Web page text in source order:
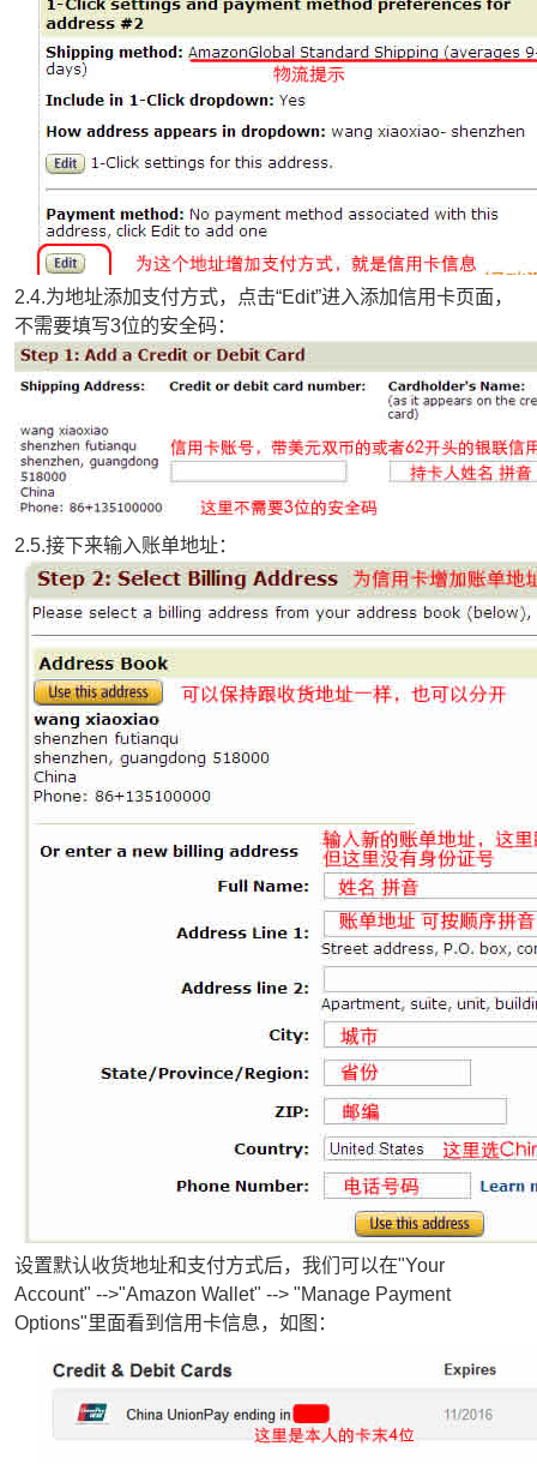
2.4.为地址添加支付方式，点击“Edit”进入添加信用卡页面，
不需要填写3位的安全码：
2.5.接下来输入账单地址：
设置默认收货地址和支付方式后，我们可以在"Your
Account" -->"Amazon Wallet" --> "Manage Payment
Options"里面看到信用卡信息，如图：